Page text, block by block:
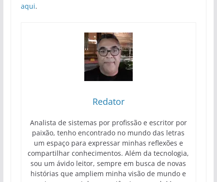
aqui.
Redator
Analista de sistemas por profissão e escritor por
paixão, tenho encontrado no mundo das letras
um espaço para expressar minhas reflexões e
compartilhar conhecimentos. Além da tecnologia,
sou um ávido leitor, sempre em busca de novas
histórias que ampliem minha visão de mundo e